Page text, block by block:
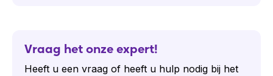
Vraag het onze expert!
Heeft u een vraag of heeft u hulp nodig bij het